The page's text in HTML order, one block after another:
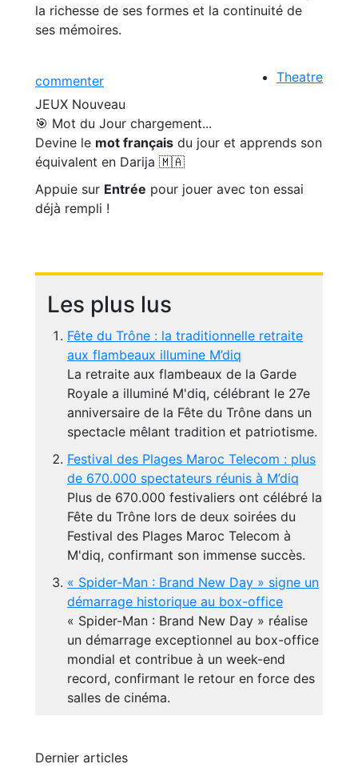
la richesse de ses formes et la continuité de
ses mémoires.
commenter
Theatre
JEUX Nouveau
🎯 Mot du Jour chargement...
Devine le mot français du jour et apprends son
équivalent en Darija 🇲🇦
Appuie sur Entrée pour jouer avec ton essai
déjà rempli !
Les plus lus
Fête du Trône : la traditionnelle retraite
aux flambeaux illumine M’diq
La retraite aux flambeaux de la Garde
Royale a illuminé M'diq, célébrant le 27e
anniversaire de la Fête du Trône dans un
spectacle mêlant tradition et patriotisme.
Festival des Plages Maroc Telecom : plus
de 670.000 spectateurs réunis à M’diq
Plus de 670.000 festivaliers ont célébré la
Fête du Trône lors de deux soirées du
Festival des Plages Maroc Telecom à
M'diq, confirmant son immense succès.
« Spider-Man : Brand New Day » signe un
démarrage historique au box-office
« Spider-Man : Brand New Day » réalise
un démarrage exceptionnel au box-office
mondial et contribue à un week-end
record, confirmant le retour en force des
salles de cinéma.
Dernier articles